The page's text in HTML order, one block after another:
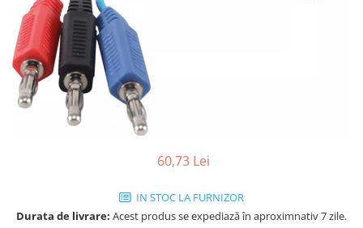
60,73 Lei
IN STOC LA FURNIZOR
Durata de livrare: Acest produs se expediază în aproximnativ 7 zile.